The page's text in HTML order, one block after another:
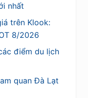
nhất
trên Klook:
8/2026
điểm du lịch
quan Đà Lạt